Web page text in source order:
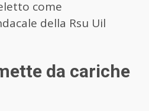
come
della Rsu Uil
da cariche